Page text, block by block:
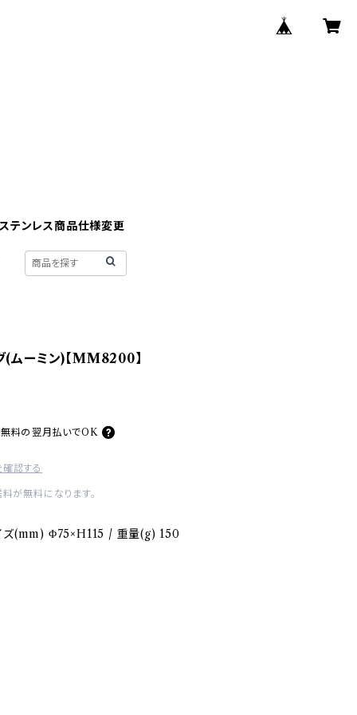
ステンレス商品仕様変更
(ムーミン)【MM8200】
料の 翌月払いでOK
認する
が無料になります。
ズ(mm) Φ75×H115 / 重量(g) 150